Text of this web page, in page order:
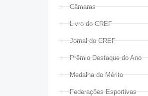
Câmaras
Livro do CREF
Jornal do CREF
Prêmio Destaque do Ano
Medalha do Mérito
Federações Esportivas